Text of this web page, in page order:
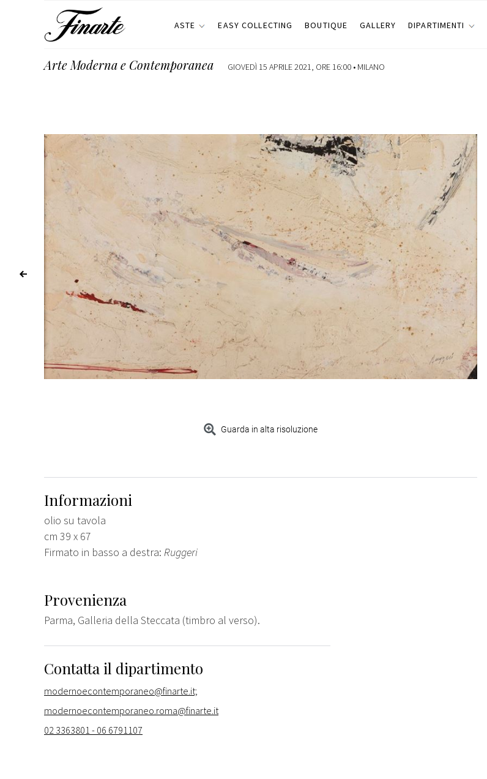
ASTE EASY COLLECTING BOUTIQUE GALLERY DIPARTIMENTI
Arte Moderna e Contemporanea GIOVEDÌ 15 APRILE 2021, ORE 16:00 • MILANO
Guarda in alta risoluzione
Informazioni
olio su tavola
cm 39 x 67
Firmato in basso a destra: Ruggeri
Provenienza
Parma, Galleria della Steccata (timbro al verso).
Contatta il dipartimento
modernoecontemporaneo@finarte.it;
modernoecontemporaneo.roma@finarte.it
02 3363801 - 06 6791107